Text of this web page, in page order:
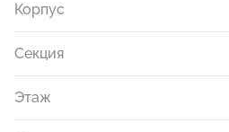
Корпус
Секция
Этаж